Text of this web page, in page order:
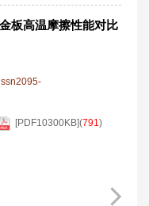
板高温摩擦性能对比
[PDF10300KB](791)